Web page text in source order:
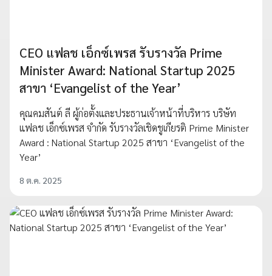
CEO แฟลช เอ็กซ์เพรส รับรางวัล Prime
Minister Award: National Startup 2025
สาขา ‘Evangelist of the Year’
คุณคมสันต์ ลี ผู้ก่อตั้งและประธานเจ้าหน้าที่บริหาร บริษัท
แฟลช เอ็กซ์เพรส จำกัด รับรางวัลเชิดชูเกียรติ Prime Minister
Award : National Startup 2025 สาขา ‘Evangelist of the
Year’
8 ต.ค. 2025